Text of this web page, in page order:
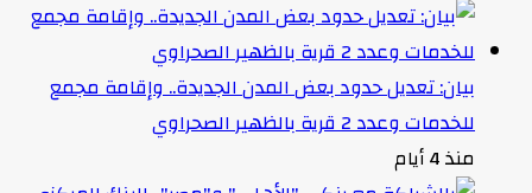
بيان: تعديل حدود بعض المدن الجديدة.. وإقامة مجمع
للخدمات وعدد 2 قرية بالظهير الصحراوي
منذ 4 أيام